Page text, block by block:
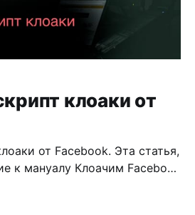
клоаки от
от Facebook. Эта статья,
к мануалу Клоачим Facebook
клоачит Facebook с помощью